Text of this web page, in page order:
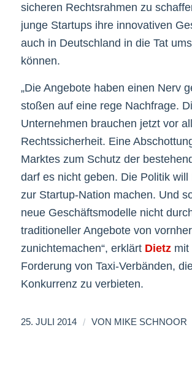
sicheren Rechtsrahmen zu
junge Startups ihre innovativen
auch in Deutschland in die Tat
können.
„Die Angebote haben einen Nerv
stoßen auf eine rege Nachfrage.
Unternehmen brauchen jetzt vor
Rechtssicherheit. Eine
Marktes zum Schutz der
darf es nicht geben. Die Politik will
zur Startup-Nation machen. Und
neue Geschäftsmodelle nicht
traditioneller Angebote von
zunichtemachen“, erklärt Dietzmit
Forderung von Taxi-Verbänden,
Konkurrenz zu verbieten.
25. JULI 2014 / VON MIKE SCHNOOR